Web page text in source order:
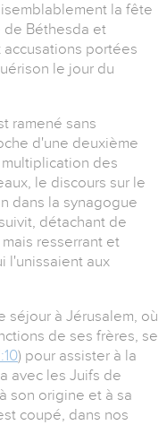
la fête
de Béthesda et
portées
le jour du
ramené sans
d'une deuxième
multiplication des
le discours sur le
dans la synagogue
détachant de
resserrant et
l'unissaient aux
séjour à Jérusalem, où
de ses frères, se
) pour assister à la
avec les Juifs de
son origine et à sa
coupé, dans nos